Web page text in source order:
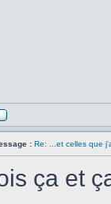
: Re: ...et celles que
ça et